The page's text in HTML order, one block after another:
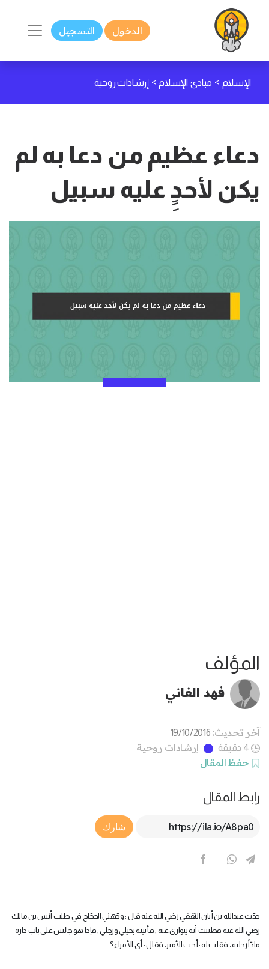
الدخول التسجيل
الإسلام > مبادئ الإسلام > إرشادات روحية
دعاء عظيم من دعا به لم
يكن لأحدٍِ عليه سبيل
المؤلف
فهد الغاني
آخر تحديث: 19/10/2016
4 دقيقة
إرشادات روحية
حفظ المقال
رابط المقال
Article Link
شارك
حدّث عبدالله بن أبان الثقفي رضي الله عنه قال : وجّهني الحجّاج في طلب أنس بن مالك
رضي الله عنه فظننت أنه يتوارى عنه , فأتيته بخيلي ورجلي , فإذا هو جالس على باب داره
مادّاً رجليه ، فقلت له : أجب الأمير، فقال : أي الأمراء ؟